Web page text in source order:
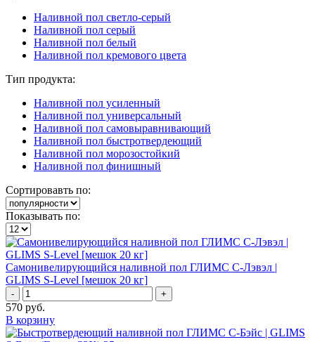
Наливной пол светло-серый
Наливной пол серый
Наливной пол белый
Наливной пол кремового цвета
Тип продукта:
Наливной пол усиленный
Наливной пол универсальный
Наливной пол самовыравнивающий
Наливной пол быстротвердеющий
Наливной пол морозостойкий
Наливной пол финишный
Сортировавть по:
Показывать по:
Самонивелирующийся наливной пол ГЛИМС С-Лэвэл |
GLIMS S-Level [мешок 20 кг]
- +
570 руб.
В корзину